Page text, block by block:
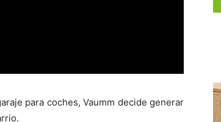
para coches, Vaumm decide generar